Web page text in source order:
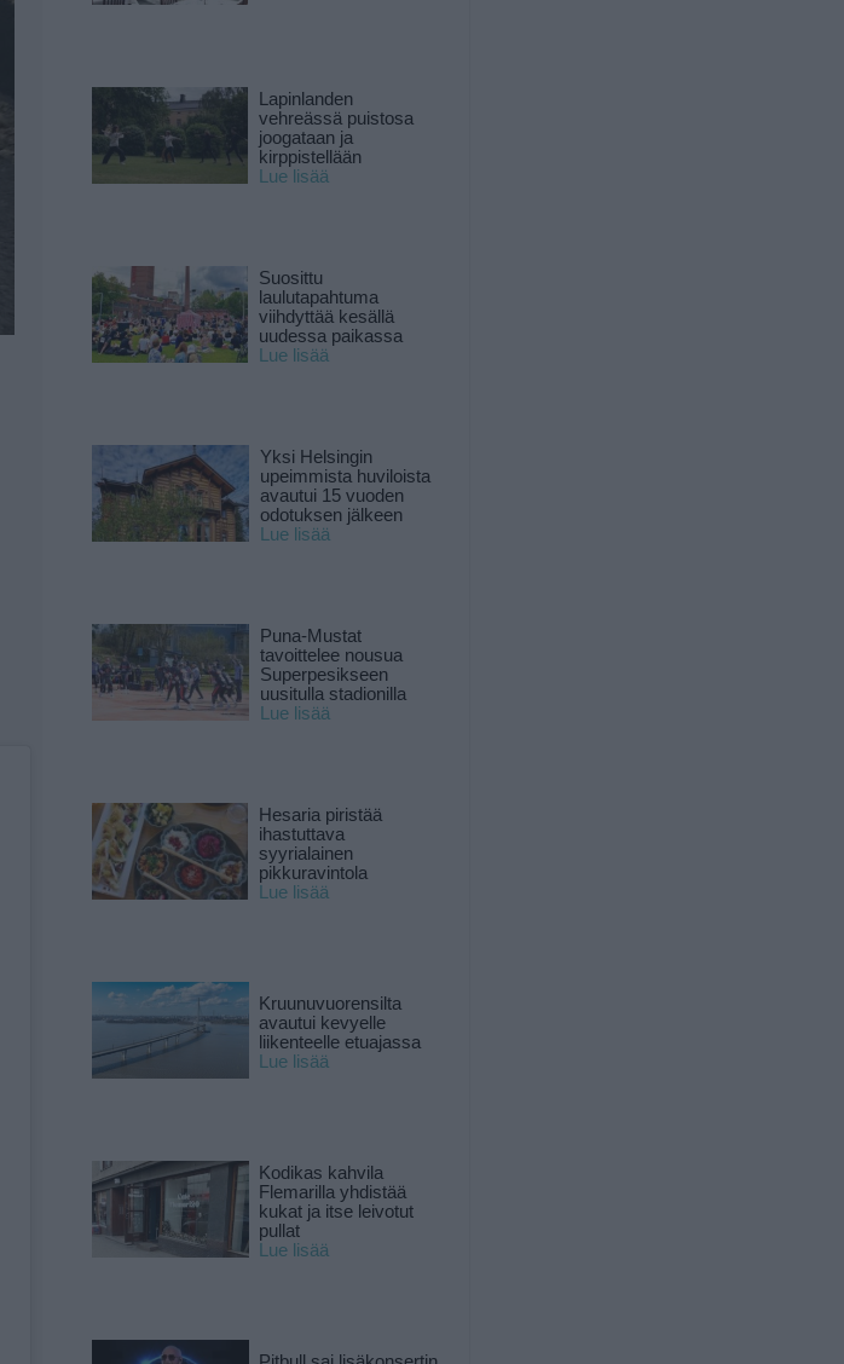
Lapinlanden
vehreässä puistosa
joogataan ja
kirppistellään
Lue lisää
Suosittu
laulutapahtuma
viihdyttää kesällä
uudessa paikassa
Lue lisää
Yksi Helsingin
upeimmista huviloista
avautui 15 vuoden
odotuksen jälkeen
Lue lisää
Puna-Mustat
tavoittelee nousua
Superpesikseen
uusitulla stadionilla
Lue lisää
Hesaria piristää
ihastuttava
syyrialainen
pikkuravintola
Lue lisää
Kruunuvuorensilta
avautui kevyelle
liikenteelle etuajassa
Lue lisää
Kodikas kahvila
Flemarilla yhdistää
kukat ja itse leivotut
pullat
Lue lisää